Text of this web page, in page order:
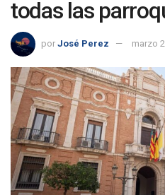
todas las
por José Perez marzo